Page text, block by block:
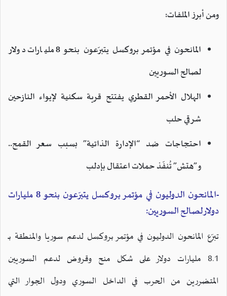
ومن أبرز الملفات:
المانحون في مؤتمر بروكسل يتبرّعون بنحو 8 مليارات دولار
لصالح السوريين
الهلال الأحمر القطري يفتتح قرية سكنية لإيواء النازحين
شرقي حلب
احتجاجات ضد “الإدارة الذاتية” بسبب سعر القمح..
و”هتش” تُنفّذ حملات اعتقال بإدلب
-المانحون الدوليون في مؤتمر بروكسل يتبرّعون بنحو 8 مليارات
دولار لصالح السوريين:
تبرّع المانحون الدوليون في مؤتمر بروكسل لدعم سوريا والمنطقة بـ
8.1 مليارات دولار على شكل منح وقروض لدعم السوريين
المتضررين من الحرب في الداخل السوري ودول الجوار التي